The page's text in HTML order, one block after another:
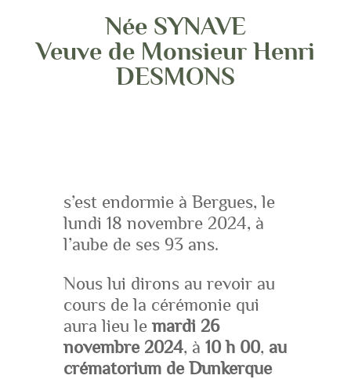
Née SYNAVE
Veuve de Monsieur Henri
DESMONS
s’est endormie à Bergues, le
lundi 18 novembre 2024, à
l’aube de ses 93 ans.
Nous lui dirons au revoir au
cours de la cérémonie qui
aura lieu lemardi 26
novembre 2024, à 10 h 00, au
crématorium de Dunkerque